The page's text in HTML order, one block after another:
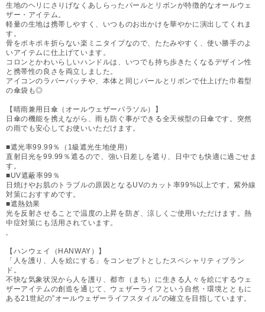
生地のヘリにさりげなくあしらったパールとリボンが特徴的なオールウェ
ザー・アイテム。
軽量の生地は携帯しやすく、いつものお出かけを華やかに演出してくれま
す。
骨をポキポキ折らない楽ミニタイプなので、たたみやすく、使い勝手のよ
いアイテムに仕上げています。
コロンとかわいらしいハンドルは、いつでも持ち歩きたくなるデザイン性
と携帯性の良さを両立しました。
アイコンのラバーパッチや、本体と同じパールとリボンで仕上げた巾着型
の傘袋も◎
【晴雨兼用日傘（オールウェザーパラソル）】
日傘の機能を携えながら、雨も防ぐ事ができる全天候型の日傘です。突然
の雨でも安心してお使いいただけます。
■遮光率99.99％（1級遮光生地使用）
直射日光を99.99％遮るので、強い日差しを遮り、日中でも快適に過ごせま
す。
■UV遮蔽率99％
日焼けやお肌のトラブルの原因となるUVのカット率99%以上です。紫外線
対策におすすめです。
■遮熱効果
光を反射させることで温度の上昇を防ぎ、涼しくご使用いただけます。熱
中症対策にも活用されています。
【ハンウェイ（HANWAY）】
「人を護り、人を絵にする」をコンセプトとしたスペシャリティブラン
ド。
不快な気象状況から人を護り、都市（まち）に生きる人々を絵にするウェ
ザーアイテムの創造を通じて、ウェザーライフという自然・環境とともに
ある21世紀の”オールウェザーライフスタイル”の確立を目指しています。